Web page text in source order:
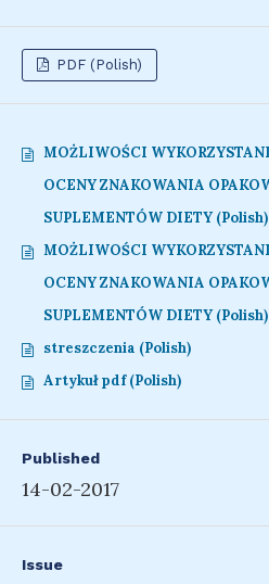
PDF (Polish)
MOŻLIWOŚCI
OCENY ZNAKOWANIA
SUPLEMENTÓW DIETY (Polish)
MOŻLIWOŚCI
OCENY ZNAKOWANIA
SUPLEMENTÓW DIETY (Polish)
streszczenia (Polish)
Artykuł pdf (Polish)
Published
14-02-2017
Issue